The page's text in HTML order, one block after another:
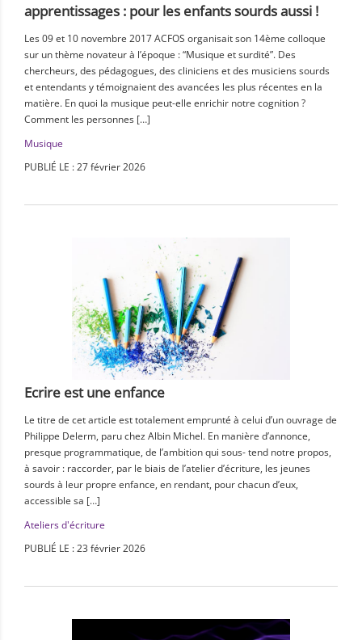
apprentissages : pour les enfants sourds aussi !
Les 09 et 10 novembre 2017 ACFOS organisait son 14ème colloque
sur un thème novateur à l’époque : “Musique et surdité”. Des
chercheurs, des pédagogues, des cliniciens et des musiciens sourds
et entendants y témoignaient des avancées les plus récentes en la
matière. En quoi la musique peut-elle enrichir notre cognition ?
Comment les personnes […]
Musique
PUBLIÉ LE : 27 février 2026
Ecrire est une enfance
Le titre de cet article est totalement emprunté à celui d’un ouvrage de
Philippe Delerm, paru chez Albin Michel. En manière d’annonce,
presque programmatique, de l’ambition qui sous- tend notre propos,
à savoir : raccorder, par le biais de l’atelier d’écriture, les jeunes
sourds à leur propre enfance, en rendant, pour chacun d’eux,
accessible sa […]
Ateliers d'écriture
PUBLIÉ LE : 23 février 2026